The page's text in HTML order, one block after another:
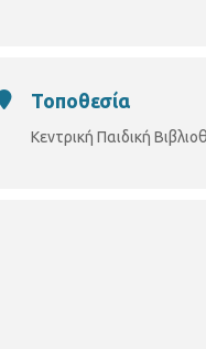
Τοποθεσία
Κεντρική Παιδική